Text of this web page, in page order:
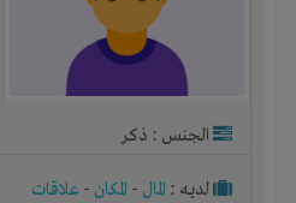
الجنس : ذكر
لديـه : المال - المكان - علاقات